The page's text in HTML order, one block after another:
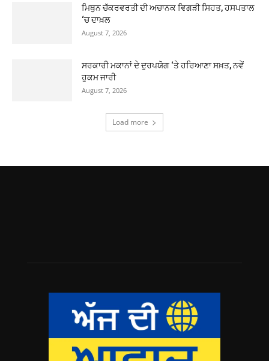
ਮਿਥੁਨ ਚੱਕਰਵਰਤੀ ਦੀ ਅਚਾਨਕ ਵਿਗੜੀ ਸਿਹਤ, ਹਸਪਤਾਲ
‘ਚ ਦਾਖ਼ਲ
August 7, 2026
ਸਰਕਾਰੀ ਮਕਾਨਾਂ ਦੇ ਦੁਰਪਯੋਗ ‘ਤੇ ਹਰਿਆਣਾ ਸਖ਼ਤ, ਨਵੇਂ
ਹੁਕਮ ਜਾਰੀ
August 7, 2026
Load more